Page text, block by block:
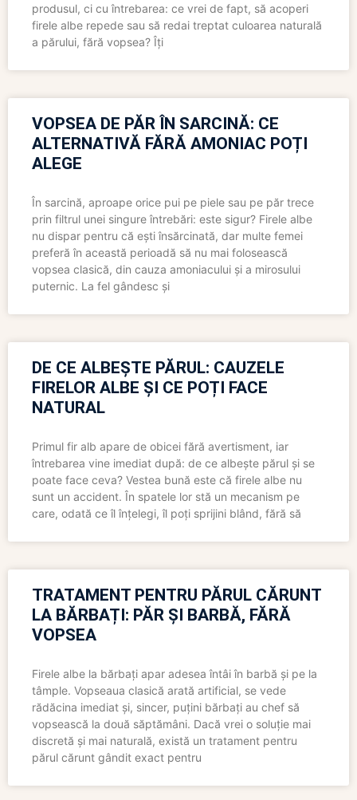
produsul, ci cu întrebarea: ce vrei de fapt, să acoperi
firele albe repede sau să redai treptat culoarea naturală
a părului, fără vopsea? Îți
VOPSEA DE PĂR ÎN SARCINĂ: CE
ALTERNATIVĂ FĂRĂ AMONIAC POȚI
ALEGE
În sarcină, aproape orice pui pe piele sau pe păr trece
prin filtrul unei singure întrebări: este sigur? Firele albe
nu dispar pentru că ești însărcinată, dar multe femei
preferă în această perioadă să nu mai folosească
vopsea clasică, din cauza amoniacului și a mirosului
puternic. La fel gândesc și
DE CE ALBEȘTE PĂRUL: CAUZELE
FIRELOR ALBE ȘI CE POȚI FACE
NATURAL
Primul fir alb apare de obicei fără avertisment, iar
întrebarea vine imediat după: de ce albește părul și se
poate face ceva? Vestea bună este că firele albe nu
sunt un accident. În spatele lor stă un mecanism pe
care, odată ce îl înțelegi, îl poți sprijini blând, fără să
TRATAMENT PENTRU PĂRUL CĂRUNT
LA BĂRBAȚI: PĂR ȘI BARBĂ, FĂRĂ
VOPSEA
Firele albe la bărbați apar adesea întâi în barbă și pe la
tâmple. Vopseaua clasică arată artificial, se vede
rădăcina imediat și, sincer, puțini bărbați au chef să
vopsească la două săptămâni. Dacă vrei o soluție mai
discretă și mai naturală, există un tratament pentru
părul cărunt gândit exact pentru